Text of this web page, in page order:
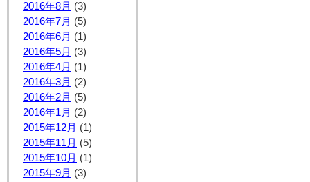
2016年8月 (3)
2016年7月 (5)
2016年6月 (1)
2016年5月 (3)
2016年4月 (1)
2016年3月 (2)
2016年2月 (5)
2016年1月 (2)
2015年12月 (1)
2015年11月 (5)
2015年10月 (1)
2015年9月 (3)